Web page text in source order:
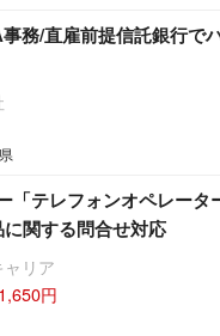
務/直雇前提信託銀行で
「テレフォンオペレータ
関する問合せ対応
リア
円